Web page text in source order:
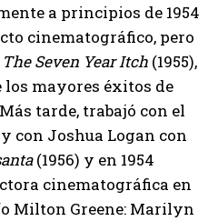
a principios de 1954
cinematográfico, pero
The Seven Year Itch (1955),
mayores éxitos de
tarde, trabajó con el
con Joshua Logan con
(1956) y en 1954
cinematográfica en
Milton Greene: Marilyn